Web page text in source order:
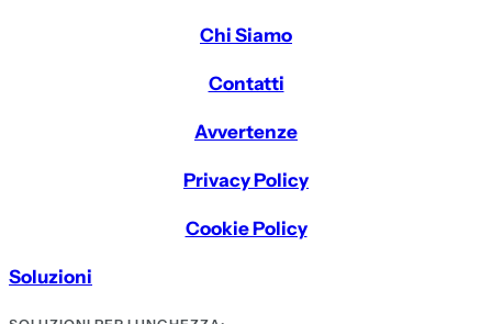
Chi Siamo
Contatti
Avvertenze
Privacy Policy
Cookie Policy
Soluzioni